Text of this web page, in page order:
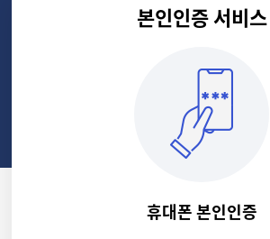
본인인증 서비스
휴대폰 본인인증